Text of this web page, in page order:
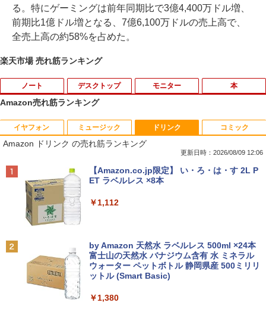
る。特にゲーミングは前年同期比で3億4,400万ドル増、
前期比1億ドル増となる、7億6,100万ドルの売上高で、
全売上高の約58%を占めた。
楽天市場 売れ筋ランキング
ノート
1
【今だけ】全品ポイント10倍 お買い物マ
ラソン★8/4～8/11★中古パソコン ノー
トPC Lenovo ThinkPad E590 Core i3 8
145U メモリ8GB / 16GB / 32GB SSD M.
2 PCIe256GB / 512GB / 1TB Windows1
1 Pro 64bit【送料無料】【1年保証】
￥15,800
【マラソンセール期間中ポイント5倍】
【OSなし】 中古ノートパソコン 第8世代
Core i5 富士通 LIFEBOOK A579/B メモ
リ8GB HDD500GB 15.6インチ HDMI テ
る 7日保証 送料無料 2営業日以内に発送
デスクトップ
1
「3500U/4300Uより速い」 NiPoGi ミニ
pc Ryzen Embedded R2544初登場 8G
B+256GB 4TB拡張可 mini pc Windows
11 Pro 動作より高速 4K×3画面出力 ミニ
パソコン HDMI2.0+DP1.4 静音性 小型pc
豊富な端子Type-C USB3.2 有線LAN WI
【全商品10%OFF+P5倍】Dell OptiPlex
3070 Micro 第9世代 Core i5 Windows1
1 Pro メモリ 8GB/16GB SSD 256GB/51
DisplayPort WPS Office付き デスクト
モニター
1
【中古良品】【安心保証】Princeton 21.
5型ワイドカラー液晶ディスプレイ PTF
WDE-22W / PTFBDE-22W ブラック/ ホ
ワイト色 スピーカー搭載 プリンストン
￥4,050
ター 14インチ フルHD IPSパネル 非光沢
タッチ式/非タッチ式選択可能 Type-C対
応 HDMI VESA対応 モニター 持ち運び
サブディスプレイ デュアルモニター テレ
ワーク ミニPC対応 EVICIV
￥11,999
本
1
ちいかわ なんか小さくてかわいいやつ
（7）なんか飛び出ていろいろ貼れるフォ
トアルバム付き特装版 （講談社キャラク
ターズA） [ ナガノ ]
￥3,630
イティブ英語書き写し [ ブレット・リン
ゼイ ]
￥1,980
Amazon売れ筋ランキング
イヤフォン
Anker Soundcore P40i オフホワイト
Anker Soundcore P31i ブラック
￥5,990
ミュージック
BRUCE WAYNE feat. Flo Milli, ATL Jacob
[Explicit]
￥250
BRUCE WAYNE feat. Flo Milli, ATL Jacob
[Explicit]
￥250
ドリンク
Amazon ドリンク の売れ筋ランキング
更新日時：2026/08/09 12:06
【Amazon.co.jp限定】 い・ろ・は・す 2L P
ET ラベルレス ×8本
￥1,112
by Amazon 天然水 ラベルレス 500ml ×24本
富士山の天然水 バナジウム含有 水 ミネラル
ウォーター ペットボトル 静岡県産 500ミリリ
ットル (Smart Basic)
￥1,380
コミック